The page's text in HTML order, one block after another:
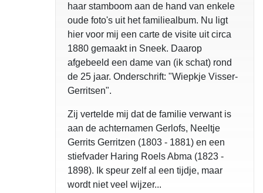
haar stamboom aan de hand van enkele
oude foto's uit het familiealbum. Nu ligt
hier voor mij een carte de visite uit circa
1880 gemaakt in Sneek. Daarop
afgebeeld een dame van (ik schat) rond
de 25 jaar. Onderschrift: "Wiepkje Visser-
Gerritsen".
Zij vertelde mij dat de familie verwant is
aan de achternamen Gerlofs, Neeltje
Gerrits Gerritzen (1803 - 1881) en een
stiefvader Haring Roels Abma (1823 -
1898). Ik speur zelf al een tijdje, maar
wordt niet veel wijzer...